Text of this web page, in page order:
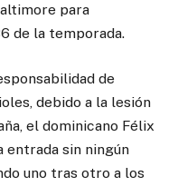
para
de la temporada.
de
debido a la lesión
el dominicano Félix
entrada sin ningún
uno tras otro a los